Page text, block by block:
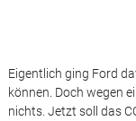
Eigentlich ging Ford
können. Doch wegen
nichts. Jetzt soll das